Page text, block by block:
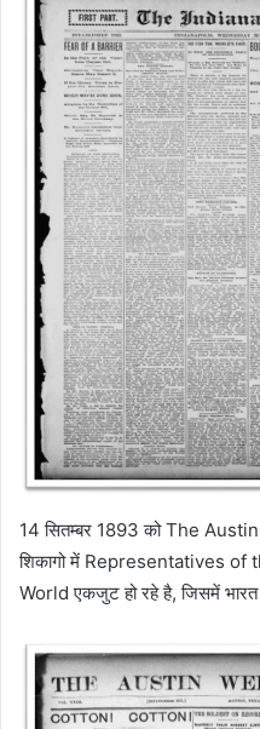
14 सितम्बर 1893 को The
शिकागो में Representatives
World एकजुट हो रहे है, जिसमें भारत